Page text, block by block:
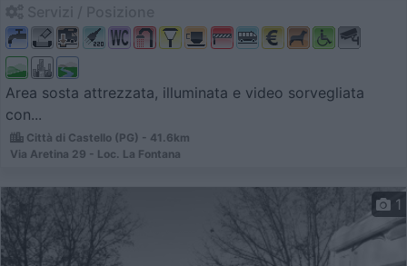
Area sosta attrezzata, illuminata e video sorvegliata
con...
Città di Castello (PG) - 41.6km
Via Aretina 29 - Loc. La Fontana
1